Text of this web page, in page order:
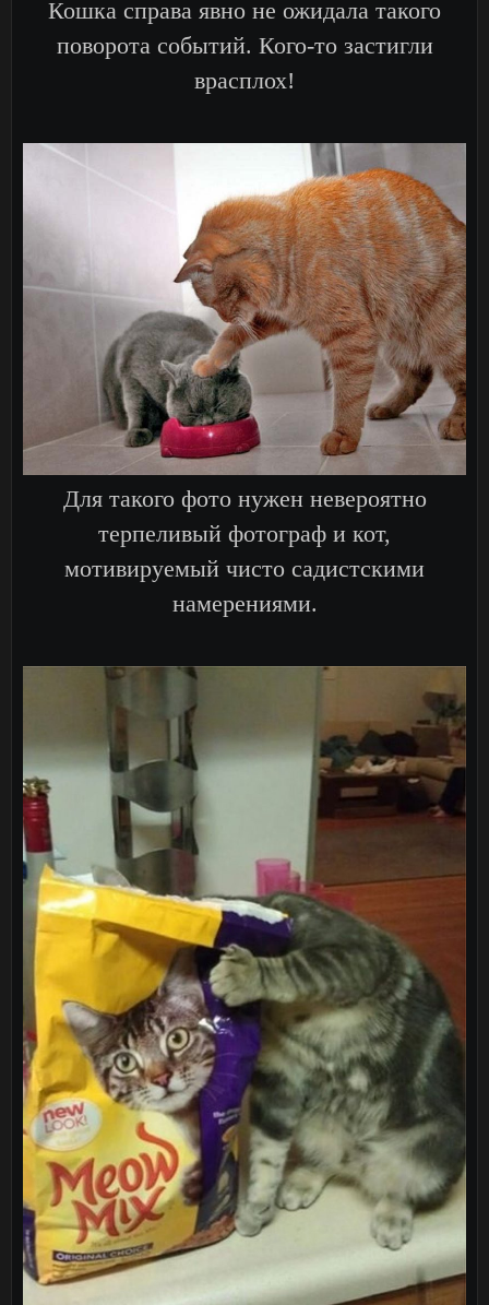
Кошка справа явно не ожидала такого
поворота событий. Кого-то застигли
врасплох!
Для такого фото нужен невероятно
терпеливый фотограф и кот,
мотивируемый чисто садистскими
намерениями.